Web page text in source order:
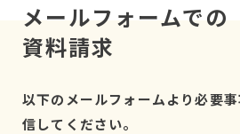
メールフォームでの
資料請求
以下のメールフォームより必要
信してください。